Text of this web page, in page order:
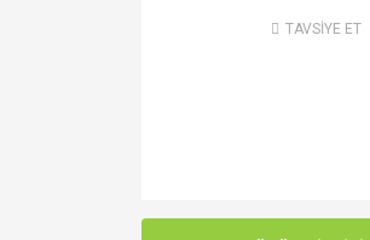
TAVSİYE ET